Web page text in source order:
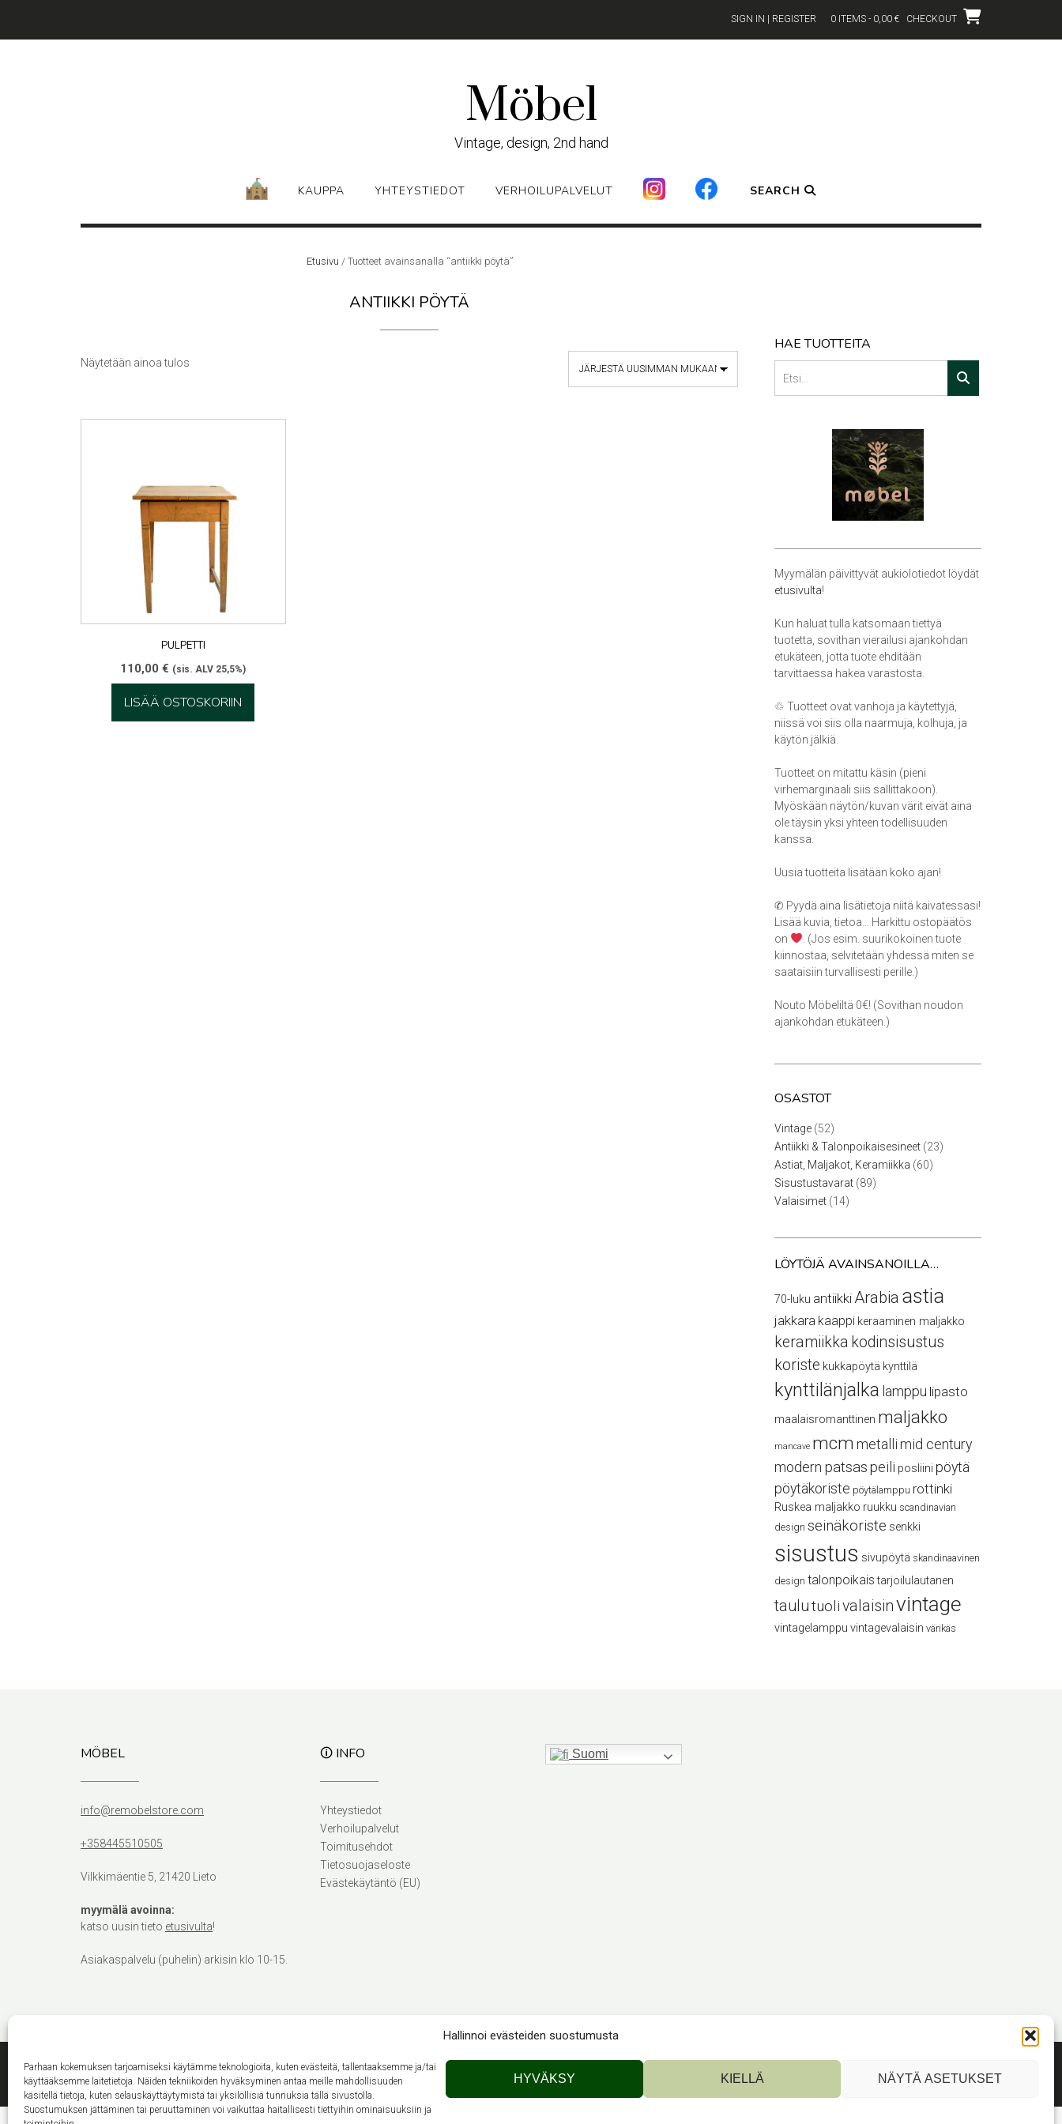
Hallinnoi evästeiden suostumusta
Parhaan kokemuksen tarjoamiseksi käytämme teknologioita, kuten evästeitä, tallentaaksemme ja/tai
käyttääksemme laitetietoja. Näiden tekniikoiden hyväksyminen antaa meille mahdollisuuden
käsitellä tietoja, kuten selauskäyttäytymistä tai yksilöllisiä tunnuksia tällä sivustolla.
Suostumuksen jättäminen tai peruuttaminen voi vaikuttaa haitallisesti tiettyihin ominaisuuksiin ja
HYVÄKSY KIELLÄ NÄYTÄ ASETUKSET
content
SIGN IN | REGISTER 0 ITEMS - 0,00 € CHECKOUT
Möbel
Vintage, design, 2nd hand
KAUPPA YHTEYSTIEDOT VERHOILUPALVELUT SEARCH
Etusivu / Tuotteet avainsanalla “antiikki pöytä”
ANTIIKKI PÖYTÄ
Näytetään ainoa tulos
PULPETTI
110,00€ (sis. ALV 25,5%)
LISÄÄ OSTOSKORIIN
HAE TUOTTEITA
Myymälän päivittyvät aukiolotiedot löydät
etusivulta!
Kun haluat tulla katsomaan tiettyä
tuotetta, sovithan vierailusi ajankohdan
etukäteen, jotta tuote ehditään
tarvittaessa hakea varastosta.
♲ Tuotteet ovat vanhoja ja käytettyjä,
niissä voi siis olla naarmuja, kolhuja, ja
käytön jälkiä.
Tuotteet on mitattu käsin (pieni
virhemarginaali siis sallittakoon).
Myöskään näytön/kuvan värit eivät aina
ole täysin yksi yhteen todellisuuden
kanssa.
Uusia tuotteita lisätään koko ajan!
✆ Pyydä aina lisätietoja niitä kaivatessasi!
Lisää kuvia, tietoa… Harkittu ostopäätös
on
. (Jos esim. suurikokoinen tuote
kiinnostaa, selvitetään yhdessä miten se
saataisiin turvallisesti perille.)
Nouto Möbeliltä 0€! (Sovithan noudon
ajankohdan etukäteen.)
OSASTOT
Vintage 5252
tuotetta
Antiikki & Talonpoikaisesineet 2323
Astiat, Maljakot, Keramiikka 6060
Sisustustavarat 8989
Valaisimet 1414
LÖYTÖJÄ AVAINSANOILLA…
70-luku antiikki Arabia astia
jakkara kaappi keraaminen maljakko
keramiikka kodinsisustus
koriste kukkapöytä kynttilä
kynttilänjalka lamppu lipasto
maalaisromanttinen maljakko
mancave mcm metallimid century
modern patsaspeili posliini pöytä
pöytäkoriste pöytälamppu rottinki
Ruskea maljakko ruukku scandinavian
design seinäkoriste senkki
sisustus sivupöytä skandinaavinen
design talonpoikais tarjoilulautanen
taulutuolivalaisinvintage
vintagelamppu vintagevalaisin värikäs
MÖBEL
info@remobelstore.com
+358445510505
Vilkkimäentie 5, 21420 Lieto
myymälä avoinna:
katso uusin tieto etusivulta!
Asiakaspalvelu (puhelin) arkisin klo 10-15.
🛈 INFO
Yhteystiedot
Verhoilupalvelut
Toimitusehdot
Tietosuojaseloste
Evästekäytäntö (EU)
Suomi
Theme byOut the Box